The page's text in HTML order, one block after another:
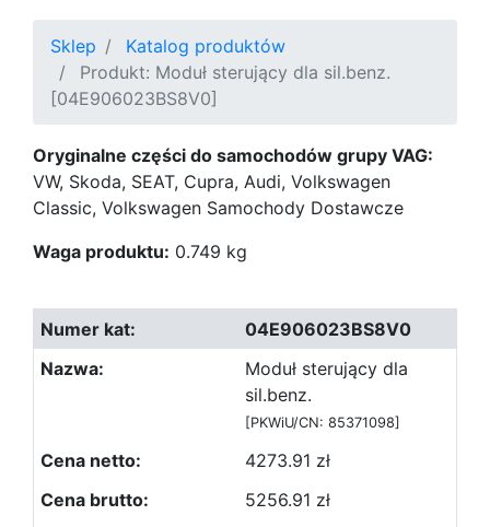
Sklep
Katalog produktów
Produkt: Moduł sterujący dla sil.benz.
[04E906023BS8V0]
Oryginalne części do samochodów grupy VAG:
VW, Skoda, SEAT, Cupra, Audi, Volkswagen
Classic, Volkswagen Samochody Dostawcze
Waga produktu: 0.749 kg
04E906023BS8V0
Moduł sterujący dla
sil.benz.
[PKWiU/CN: 85371098]
4273.91 zł
5256.91 zł